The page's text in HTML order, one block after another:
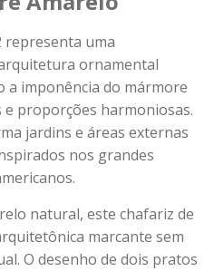
representa uma
ornamental
a imponência do mármore
proporções harmoniosas.
jardins e áreas externas
nos grandes
natural, este chafariz de
marcante sem
O desenho de dois pratos